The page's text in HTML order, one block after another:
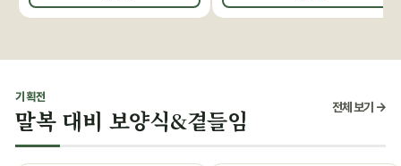
기획전
말복 대비 보양식&곁들임 전체 보기 →